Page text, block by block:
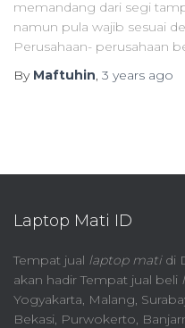
memandang dari segi
namun pula wajib sesuai
Perusahaan- perusahaan
By Maftuhin, 3 years ago
Laptop Mati ID
Tempat jual laptop matidi
akan hadir Tempat jual beli
Yogyakarta, Malang,
Bekasi, Purwokerto,